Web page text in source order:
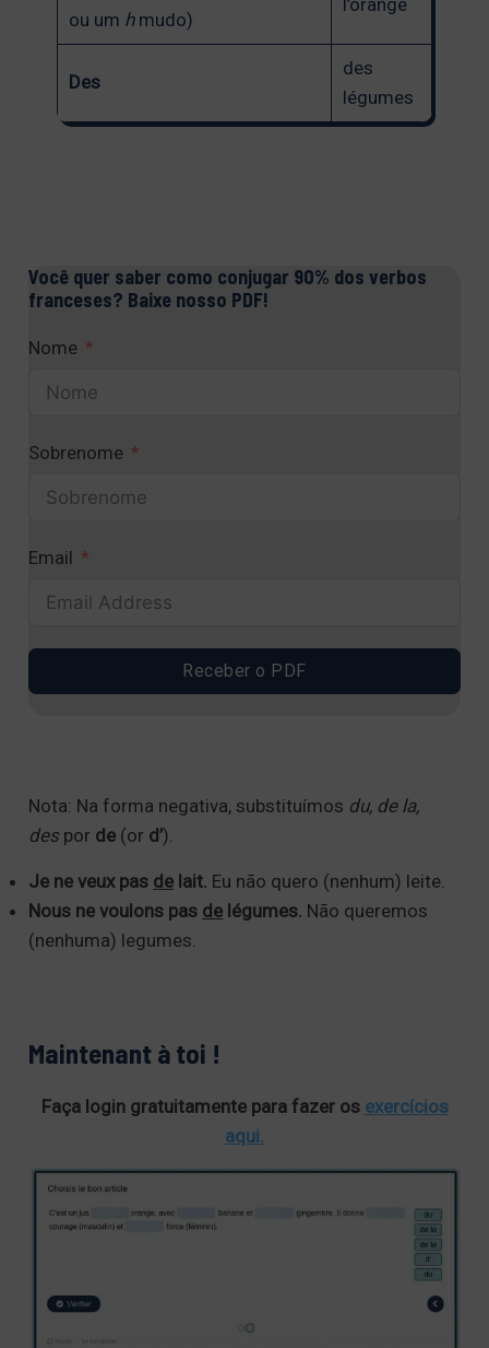
ou um hmudo)
l’orange
Des
des
légumes
Você quer saber como conjugar 90% dos verbos
franceses? Baixe nosso PDF!
Nome
Sobrenome
Email
Receber o PDF
e
r
n
a
t
:
Nota: Na forma negativa, substituímos du, de la,
despor de (or d’).
Je ne veux pas de lait. Eu não quero (nenhum) leite.
Nous ne voulons pas de légumes. Não queremos
(nenhuma) legumes.
Maintenant à toi !
Faça login gratuitamente para fazer os exercícios
aqui.